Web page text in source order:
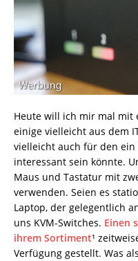
Heute will ich mir mal mit
einige vielleicht aus dem
vielleicht auch für den
interessant sein könnte.
Maus und Tastatur mit
verwenden. Seien es
Laptop, der gelegentlich
uns KVM-Switches. Einen
ihrem Sortiment¹
Verfügung gestellt. Was